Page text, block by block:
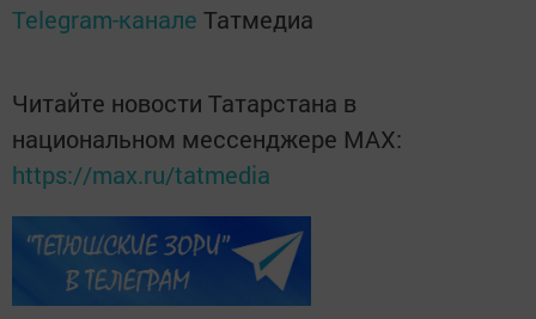
Telegram-канале Татмедиа
Читайте новости Татарстана в
национальном мессенджере MАХ:
https://max.ru/tatmedia